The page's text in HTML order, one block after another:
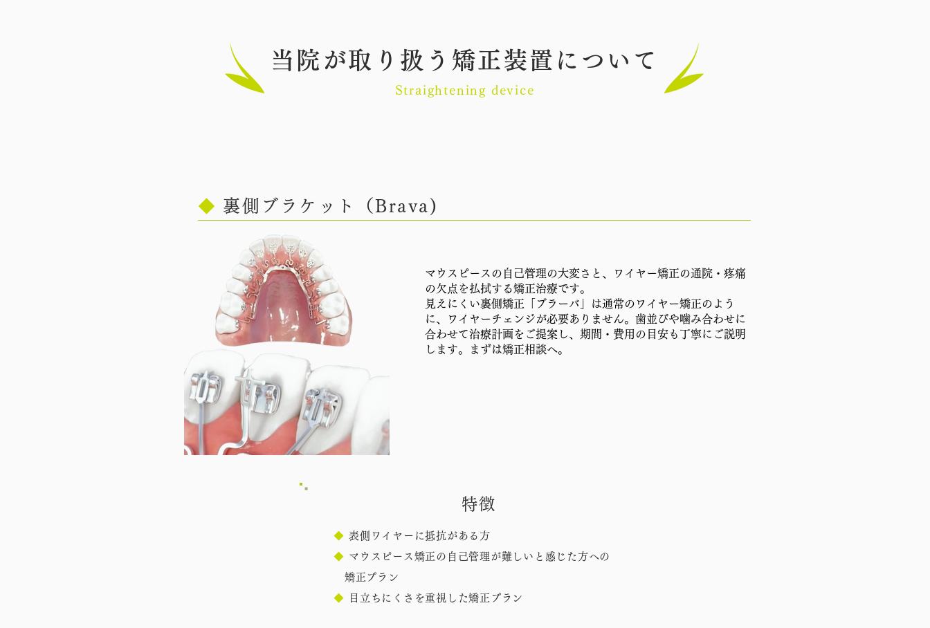
当院が取り扱う矯正装置について
Straightening device
◆ 裏側ブラケット（Brava)
マウスピースの自己管理の大変さと、ワイヤー矯正の通院・疼痛
の欠点を払拭する矯正治療です。
見えにくい裏側矯正「ブラーバ」は通常のワイヤー矯正のよう
に、ワイヤーチェンジが必要ありません。歯並びや噛み合わせに
合わせて治療計画をご提案し、期間・費用の目安も丁寧にご説明
します。まずは矯正相談へ。
特徴
◆ 表側ワイヤーに抵抗がある方
◆ マウスピース矯正の自己管理が難しいと感じた方への
矯正プラン
◆
目立ちにくさを重視した矯正プラン